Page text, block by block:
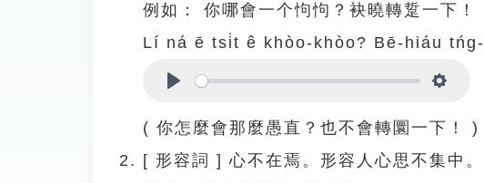
例如：
你哪會一个怐怐？袂曉轉踅一下！
Lí ná ē tsi̍t ê khòo-khòo? Bē-hiáu
( 你怎麼會那麼愚直？也不會轉圜一下！ )
[ 形容詞 ]心不在焉。形容人心思不集中。